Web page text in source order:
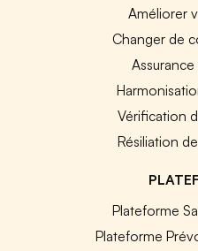
Améliorer
Changer de
Vérification
Résiliation
Plateforme
Plateforme